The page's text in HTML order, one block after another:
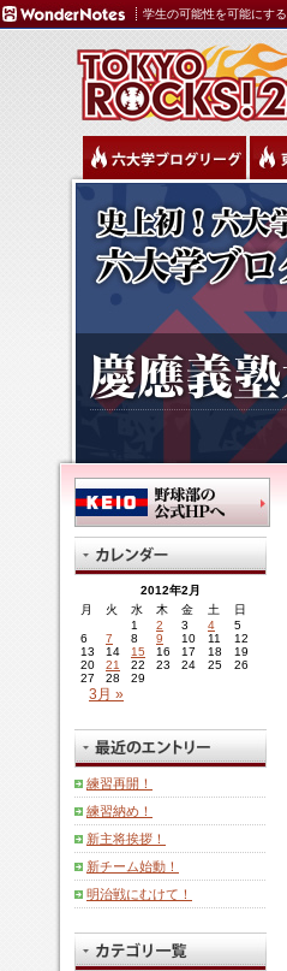
学生の可能性を可能にす
2012年2月
月
火 水 木 金 土
日
1
2 3 4
5
6
7 8 9 10 11
12
13
14 15 16 17 18
19
20
21 22 23 24 25
26
27
28 29
3月 »
練習再開！
練習納め！
新主将挨拶！
新チーム始動！
明治戦にむけて！